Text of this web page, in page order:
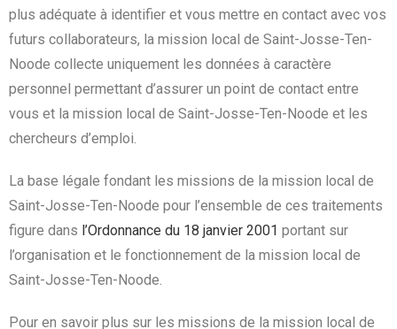
plus adéquate à identifier et vous mettre en contact avec vos
futurs collaborateurs, la mission local de Saint-Josse-Ten-
Noode collecte uniquement les données à caractère
personnel permettant d’assurer un point de contact entre
vous et la mission local de Saint-Josse-Ten-Noode et les
chercheurs d’emploi.
La base légale fondant les missions de la mission local de
Saint-Josse-Ten-Noode pour l’ensemble de ces traitements
figure dans l’Ordonnance du 18 janvier 2001 portant sur
l’organisation et le fonctionnement de la mission local de
Saint-Josse-Ten-Noode.
Pour en savoir plus sur les missions de la mission local de